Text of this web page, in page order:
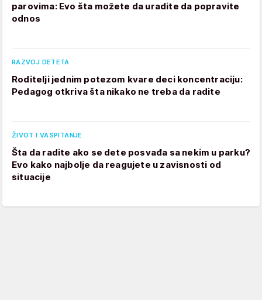
parovima: Evo šta možete da uradite da popravite
odnos
RAZVOJ DETETA
Roditelji jednim potezom kvare deci koncentraciju:
Pedagog otkriva šta nikako ne treba da radite
ŽIVOT I VASPITANJE
Šta da radite ako se dete posvađa sa nekim u parku?
Evo kako najbolje da reagujete u zavisnosti od
situacije